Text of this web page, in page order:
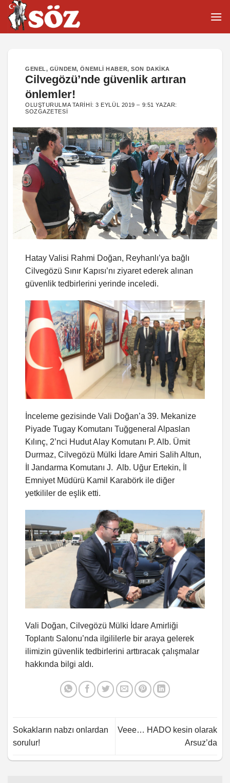
İçeriğe
atla
GENEL, GÜNDEM,ÖNEMLI HABER,SON DAKIKA
Cilvegözü’nde güvenlik artıran
önlemler!
OLUŞTURULMA TARIHI:3 EYLÜL 2019 – 9:51 YAZAR:
SOZGAZETESI
Hatay Valisi Rahmi Doğan, Reyhanlı’ya bağlı
Cilvegözü Sınır Kapısı’nı ziyaret ederek alınan
güvenlik tedbirlerini yerinde inceledi.
İnceleme gezisinde Vali Doğan’a 39. Mekanize
Piyade Tugay Komutanı Tuğgeneral Alpaslan
Kılınç, 2’nci Hudut Alay Komutanı P. Alb. Ümit
Durmaz, Cilvegözü Mülki İdare Amiri Salih Altun,
İl Jandarma Komutanı J. Alb. Uğur Ertekin, İl
Emniyet Müdürü Kamil Karabörk ile diğer
yetkililer de eşlik etti.
Vali Doğan, Cilvegözü Mülki İdare Amirliği
Toplantı Salonu’nda ilgililerle bir araya gelerek
ilimizin güvenlik tedbirlerini arttıracak çalışmalar
hakkında bilgi aldı.
Sokakların nabzı onlardan
sorulur!
Veee… HADO kesin olarak
Arsuz’da